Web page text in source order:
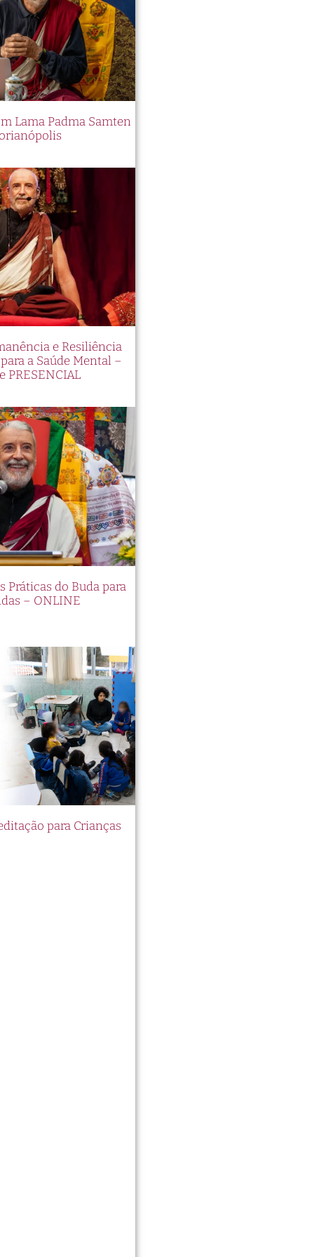
Lama Padma Samten
e Resiliência
a Saúde Mental –
PRESENCIAL
Práticas do Buda para
– ONLINE
para Crianças